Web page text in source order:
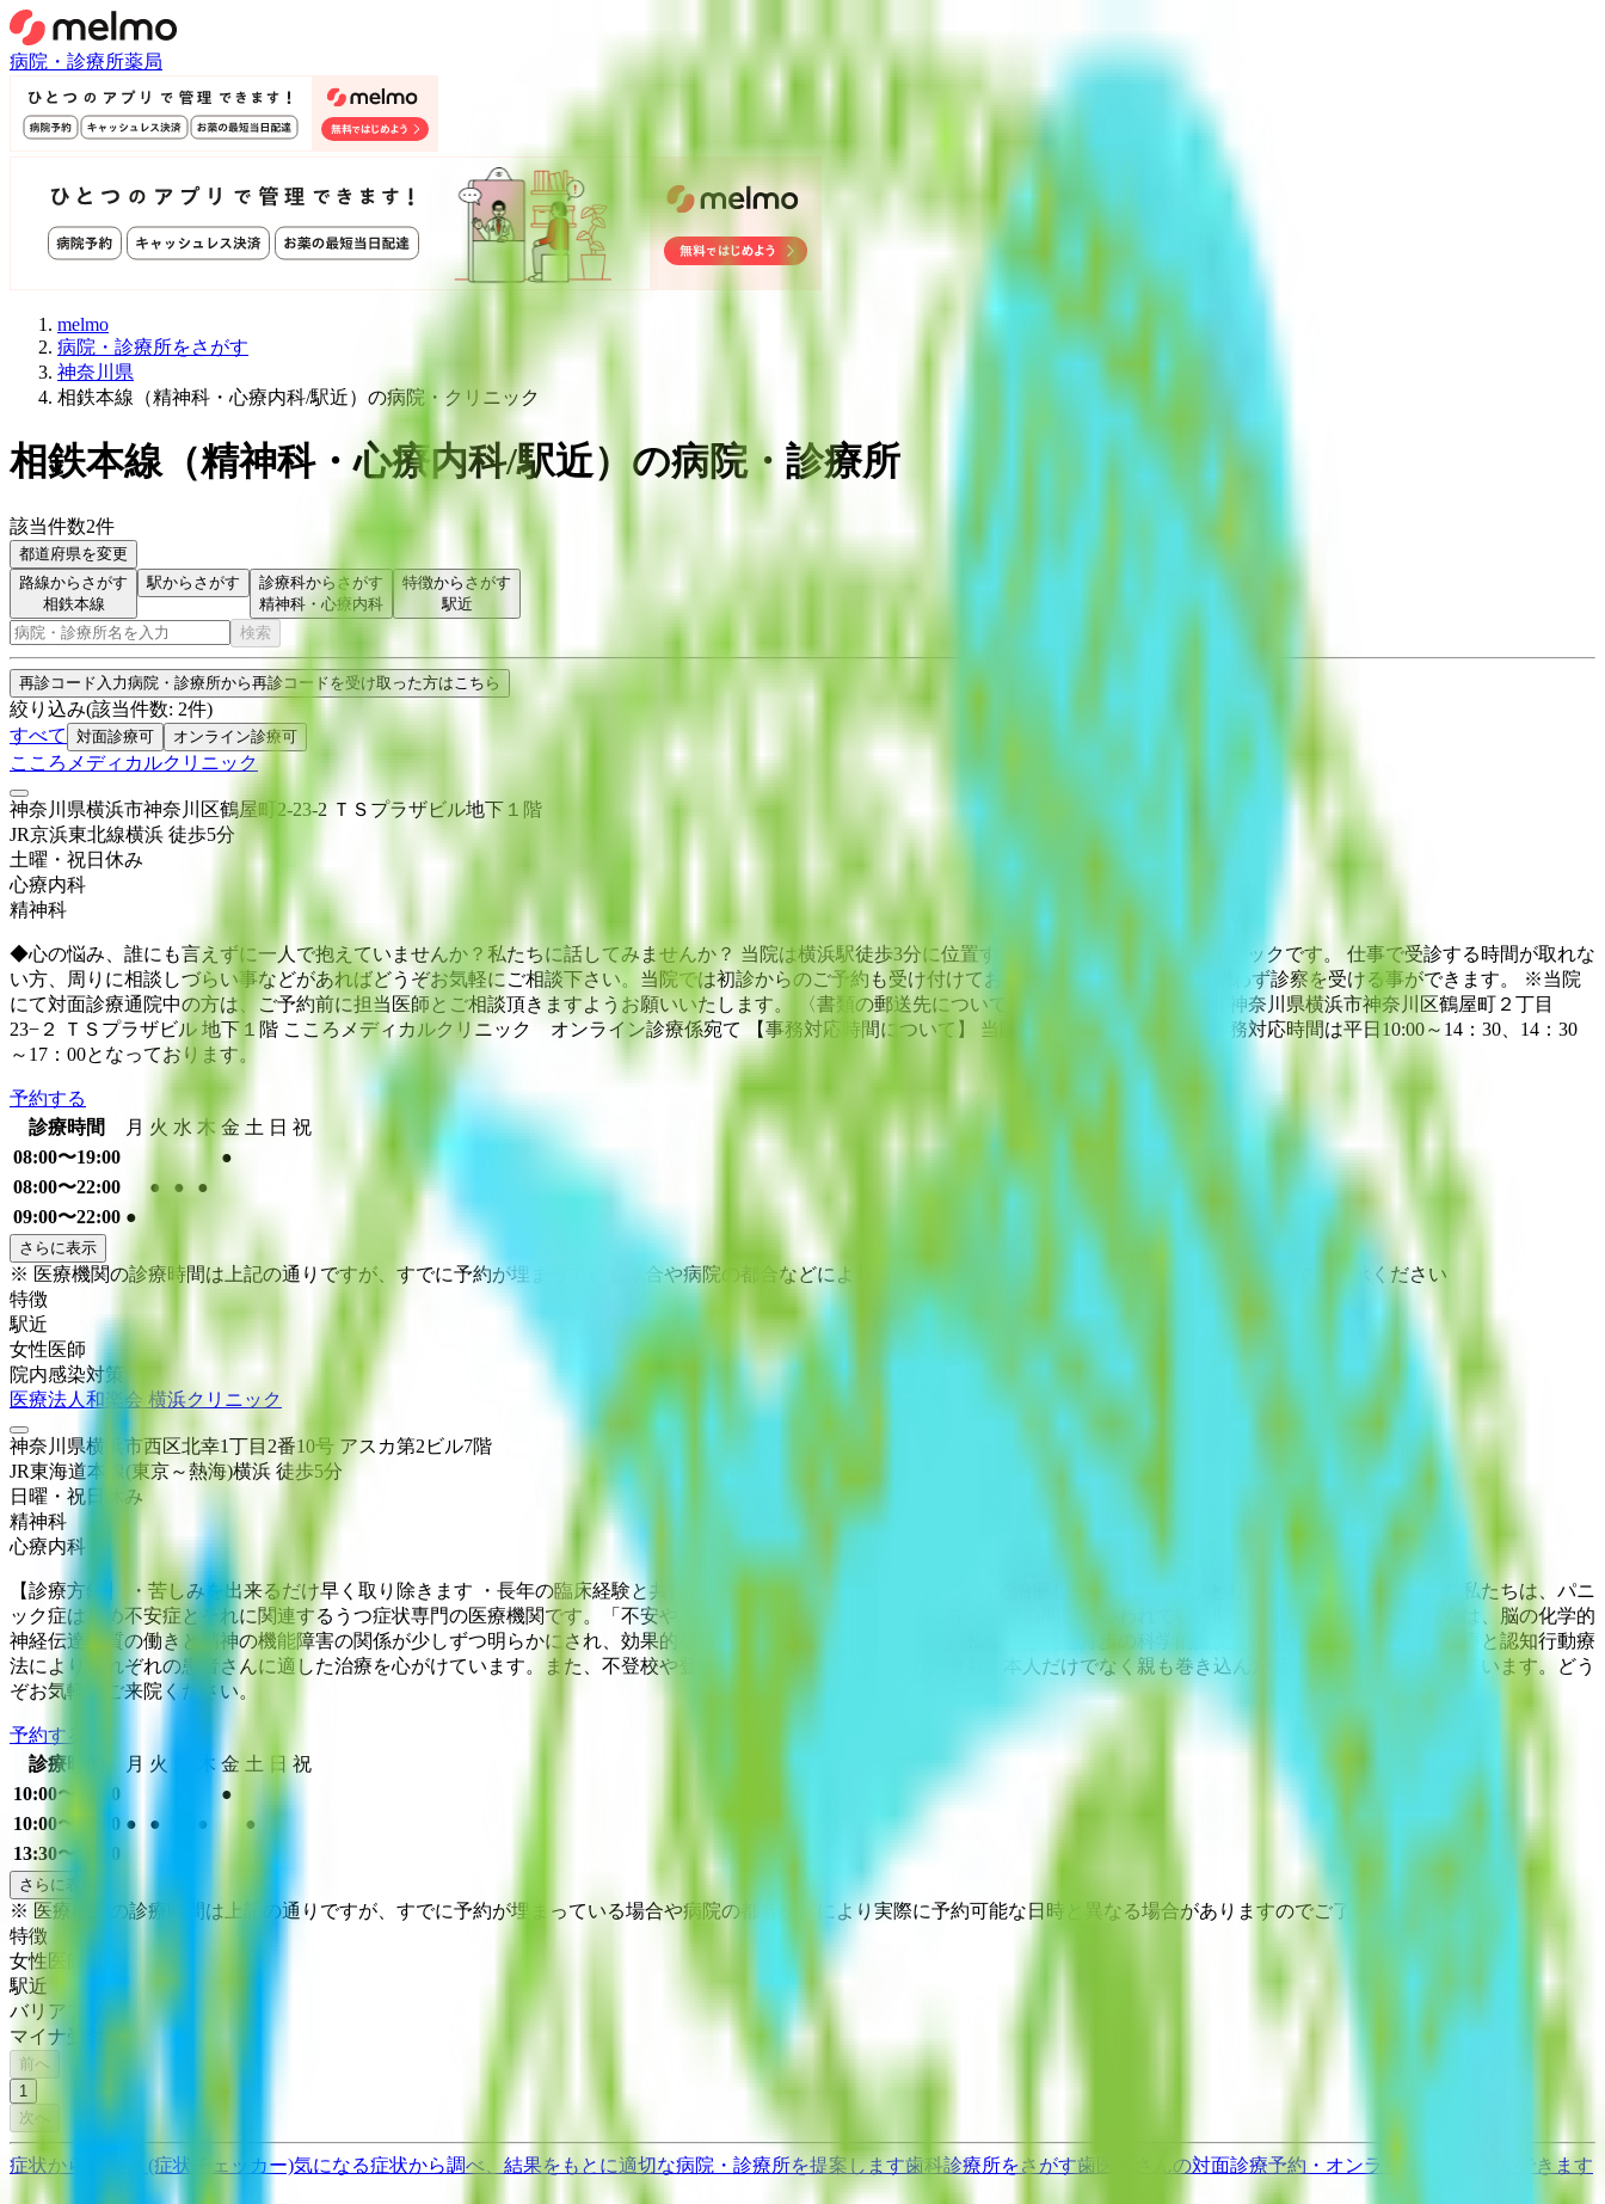
病院・診療所薬局
melmo
病院・診療所をさがす
神奈川県
相鉄本線（精神科・心療内科/駅近）の病院・クリニック
相鉄本線（精神科・心療内科/駅近） の病院・診療所
該当件数2件
都道府県を変更
路線からさがす
相鉄本線
駅からさがす
診療科からさがす
精神科・心療内科
特徴からさがす
駅近
検索
再診コード入力病院・診療所から再診コードを受け取った方はこちら
絞り込み(該当件数: 2件)
すべて
対面診療可 オンライン診療可
こころメディカルクリニック
神奈川県横浜市神奈川区鶴屋町2-23-2 ＴＳプラザビル地下１階
JR京浜東北線横浜 徒歩5分
土曜・祝日 休み
心療内科
精神科
◆心の悩み、誰にも言えずに一人で抱えていませんか？私たちに話してみませんか？ 当院は横浜駅徒歩3分に位置する、こころメディカルクリニックです。 仕事で受診する時間が取れな
い方、周りに相談しづらい事などがあればどうぞお気軽にご相談下さい。当院では初診からのご予約も受け付けており、職場や自宅等場所を問わず診察を受ける事ができます。 ※当院
にて対面診療通院中の方は、ご予約前に担当医師とご相談頂きますようお願いいたします。 〈書類の郵送先について〉 【送付先】 〒221-0835 神奈川県横浜市神奈川区鶴屋町２丁目
23−２ ＴＳプラザビル 地下１階 こころメディカルクリニック オンライン診療係宛て 【事務対応時間について】 当院オンライン診療窓口の事務対応時間は平日10:00～14：30、14：30
～17：00となっております。
予約する
診療時間
月 火 水 木 金 土 日 祝
08:00〜19:00
●
08:00〜22:00
● ●
●
09:00〜22:00 ●
さらに表示
※ 医療機関の診療時間は上記の通りですが、すでに予約が埋まっている場合や病院の都合などにより実際に予約可能な日時と異なる場合がありますのでご了承ください
特徴
駅近
女性医師
院内感染対策
医療法人和楽会 横浜クリニック
神奈川県横浜市西区北幸1丁目2番10号 アスカ第2ビル7階
JR東海道本線(東京～熱海)横浜 徒歩5分
日曜・祝日
休み
精神科
心療内科
【診療方針】 ・苦しみを出来るだけ早く取り除きます ・長年の臨床経験と共に新しい知見に基づく医学を取り入れて治療します ・ひとりひとり適切な治療を心がけます 私たちは、パニ
ック症はじめ不安症とそれに関連するうつ症状専門の医療機関です。「不安やうつ」等の心の病は、気の持ち方・性格の問題といわれていた時代もありましたが、今現在は、脳の化学的
神経伝達物質の働きと精神の機能障害の関係が少しずつ明らかにされ、効果的な薬が新たに開発されています。私たちは日進月歩の科学的知見をもとにお薬を活用した治療と認知行動療
法によりそれぞれの患者さんに適した治療を心がけています。また、不登校や登校しぶりの不安症の子供の治療も、本人だけでなく親も巻き込んだ新しい治療に力を注いでいます。どう
ぞお気軽にご来院ください。
予約する
診療時間
月 火 木 金 土 日 祝
10:00〜12:30
●
10:00〜13:00 ● ● ●
●
13:30〜16:30
さらに表示
※ 医療機関の診療時間は上記の通りですが、すでに予約が埋まっている場合や病院の都合などにより実際に予約可能な日時と異なる場合がありますのでご了承ください
特徴
女性医師
駅近
バリアフリー
マイナ受付
前へ
1
次へ
症状からさがす (症状チェッカー)気になる症状から調べ、結果をもとに適切な病院・診療所を提案します歯科診療所をさがす歯医者さんの対面診療予約・オンライン診療予約ができます